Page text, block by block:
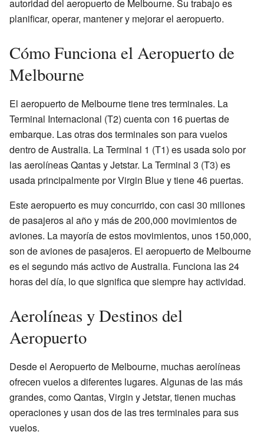
autoridad del aeropuerto de Melbourne. Su trabajo es
planificar, operar, mantener y mejorar el aeropuerto.
Cómo Funciona el Aeropuerto de
Melbourne
El aeropuerto de Melbourne tiene tres terminales. La
Terminal Internacional (T2) cuenta con 16 puertas de
embarque. Las otras dos terminales son para vuelos
dentro de Australia. La Terminal 1 (T1) es usada solo por
las aerolíneas Qantas y Jetstar. La Terminal 3 (T3) es
usada principalmente por Virgin Blue y tiene 46 puertas.
Este aeropuerto es muy concurrido, con casi 30 millones
de pasajeros al año y más de 200,000 movimientos de
aviones. La mayoría de estos movimientos, unos 150,000,
son de aviones de pasajeros. El aeropuerto de Melbourne
es el segundo más activo de Australia. Funciona las 24
horas del día, lo que significa que siempre hay actividad.
Aerolíneas y Destinos del
Aeropuerto
Desde el Aeropuerto de Melbourne, muchas aerolíneas
ofrecen vuelos a diferentes lugares. Algunas de las más
grandes, como Qantas, Virgin y Jetstar, tienen muchas
operaciones y usan dos de las tres terminales para sus
vuelos.